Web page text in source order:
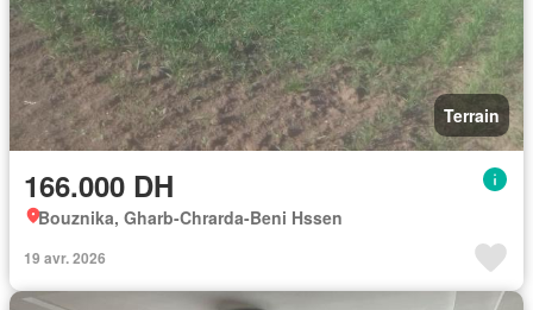
Terrain
166.000 DH
Bouznika, Gharb-Chrarda-Beni Hssen
19 avr. 2026